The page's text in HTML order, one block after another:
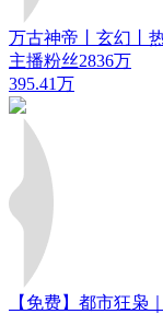
万古神帝丨玄幻丨
主播粉丝2836万
395.41万
【免费】都市狂枭